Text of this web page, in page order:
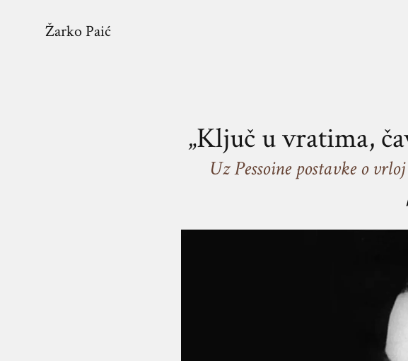
Žarko Paić
„Ključ u vratima,
Uz Pessoine postavke o